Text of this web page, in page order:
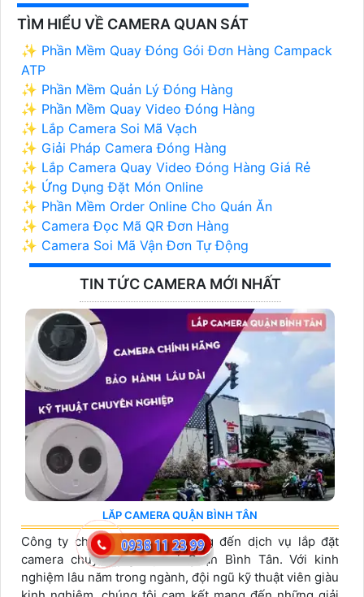
TÌM HIỂU VỀ CAMERA QUAN SÁT
✨ Phần Mềm Quay Đóng Gói Đơn Hàng Campack
ATP
✨ Phần Mềm Quản Lý Đóng Hàng
✨ Phần Mềm Quay Video Đóng Hàng
✨ Lắp Camera Soi Mã Vạch
✨ Giải Pháp Camera Đóng Hàng
✨ Lắp Camera Quay Video Đóng Hàng Giá Rẻ
✨ Ứng Dụng Đặt Món Online
✨ Phần Mềm Order Online Cho Quán Ăn
✨ Camera Đọc Mã QR Đơn Hàng
✨ Camera Soi Mã Vận Đơn Tự Động
TIN TỨC CAMERA MỚI NHẤT
LĂP CAMERA QUẬN BÌNH TÂN
Công ty chúng tôi tự hào mang đến dịch vụ lắp đặt
camera chuyên nghiệp tại Quận Bình Tân. Với kinh
nghiệm lâu năm trong ngành, đội ngũ kỹ thuật viên giàu